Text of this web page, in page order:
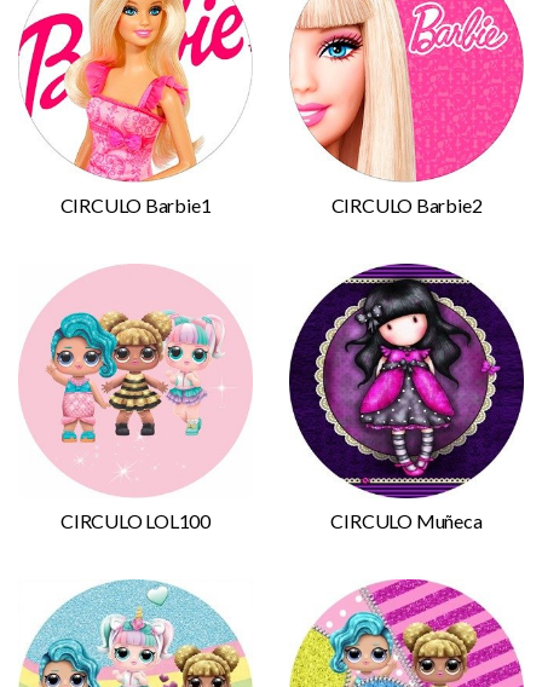
CIRCULO Barbie1 CIRCULO Barbie2
CIRCULO LOL100 CIRCULO Muñeca